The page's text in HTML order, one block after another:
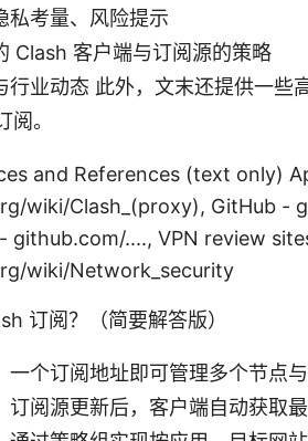
私考量、风险提示
Clash 客户端与订阅源的策略
行业动态 此外，文末还提供一些
阅。
and References (text only)
wiki/Clash_(proxy), GitHub -
github.com/...., VPN review
wiki/Network_security
订阅？（简要解答版）
一个订阅地址即可管理多个节点
订阅源更新后，客户端自动获取